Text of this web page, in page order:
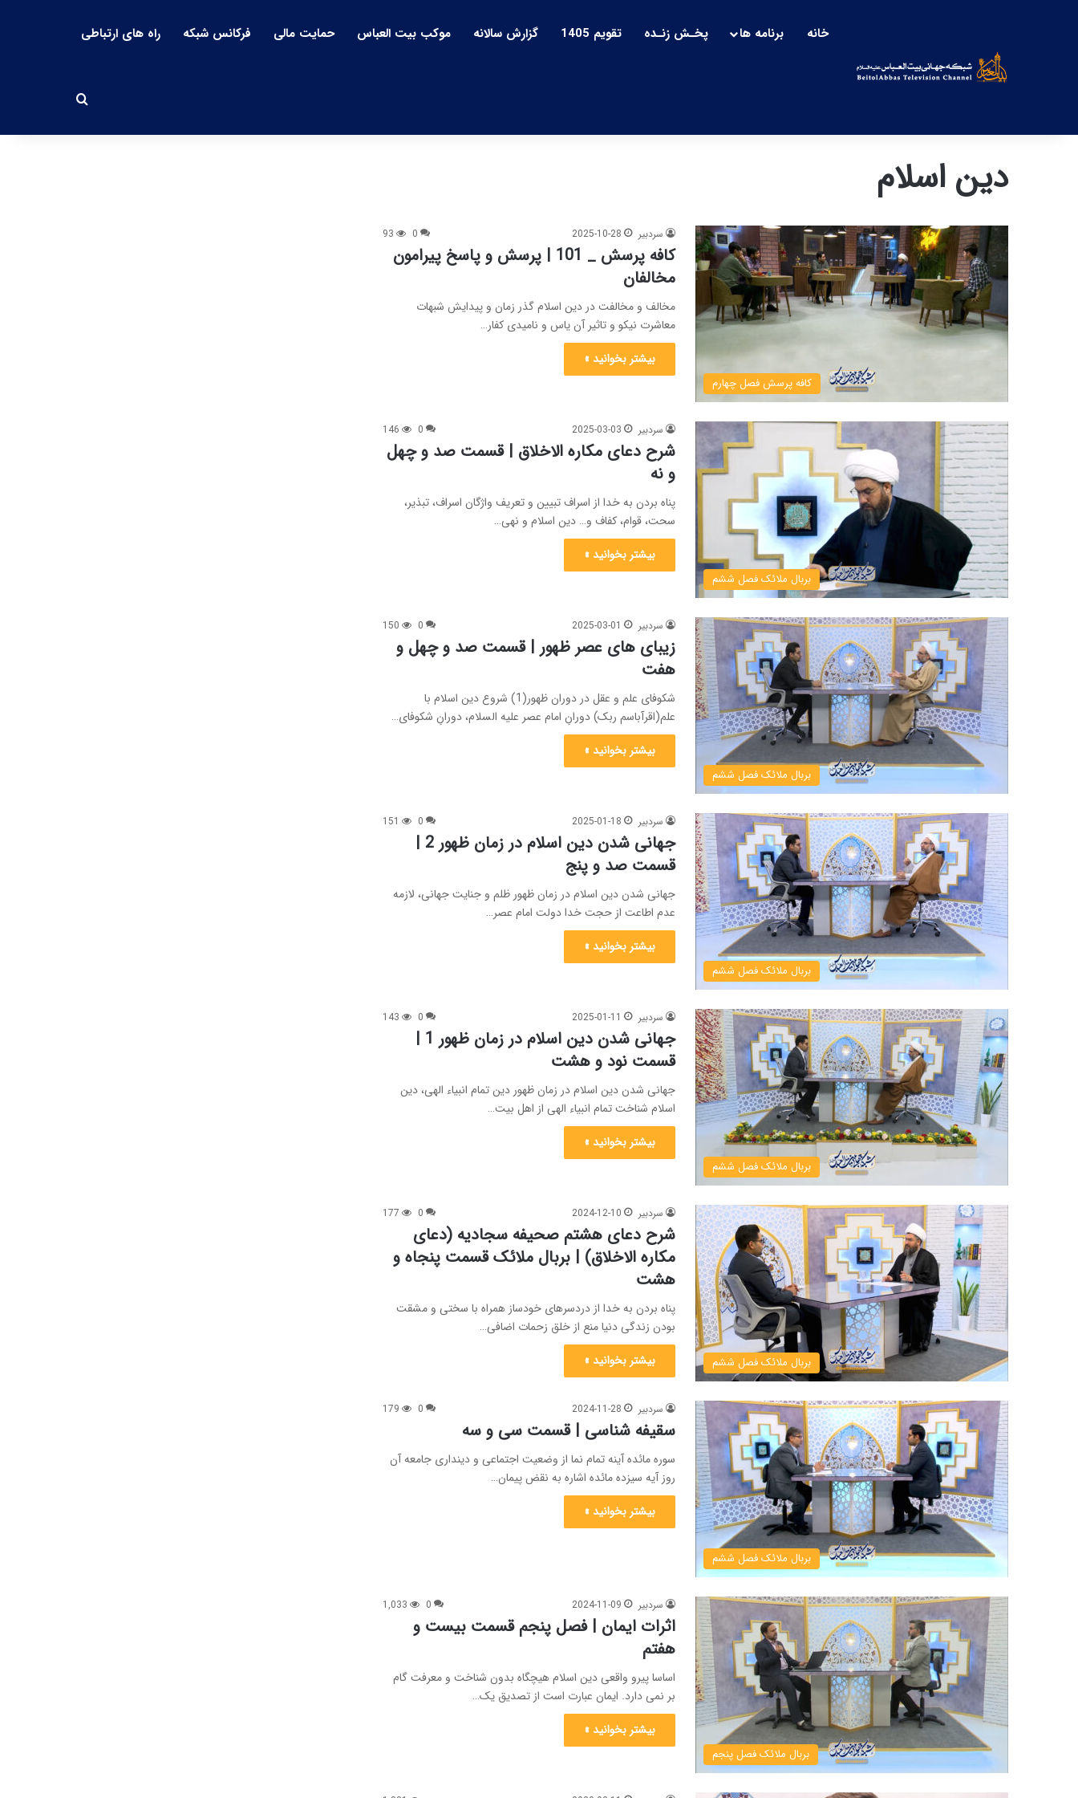
خانه برنامه ها پخـش زنـده تقویم 1405 گزارش سالانه موکب بیت العباس حمایت مالی فرکانس شبکه راه های ارتباطی
دین اسلام
کافه پرسش فصل چهارم
سردبیر 2025-10-28
0
93
کافه پرسش _ 101 | پرسش و پاسخ پیرامون
مخالفان
مخالف و مخالفت در دین اسلام گذر زمان و پیدایش شبهات
معاشرت نیکو و تاثیر آن یاس و نامیدی کفار…
بیشتر بخوانید »
بربال ملائک فصل ششم
سردبیر 2025-03-03
0
146
شرح دعای مکاره الاخلاق | قسمت صد و چهل
و نه
پناه بردن به خدا از اسراف تبیین و تعریف واژگان اسراف، تبذیر،
سحت، قوام، کفاف و… دین اسلام و نهی…
بیشتر بخوانید »
بربال ملائک فصل ششم
سردبیر 2025-03-01
0
150
زیبای های عصر ظهور | قسمت صد و چهل و
هفت
شکوفای علم و عقل در دوران ظهور(1) شروع دین اسلام با
علم(اقرآباسم ربک) دورانِ امام عصر علیه السلام، دورانِ شکوفای…
بیشتر بخوانید »
بربال ملائک فصل ششم
سردبیر 2025-01-18
0
151
جهانی شدن دین اسلام در زمان ظهور 2 |
قسمت صد و پنج
جهانی شدن دین اسلام در زمان ظهور ظلم و جنایت جهانی، لازمه
عدم اطاعت از حجت خدا دولت امام عصر…
بیشتر بخوانید »
بربال ملائک فصل ششم
سردبیر 2025-01-11
0
143
جهانی شدن دین اسلام در زمان ظهور 1 |
قسمت نود و هشت
جهانی شدن دین اسلام در زمان ظهور دین تمام انبیاء الهی، دین
اسلام شناخت تمام انبیاء الهی از اهل بیت…
بیشتر بخوانید »
بربال ملائک فصل ششم
سردبیر 2024-12-10
0
177
شرح دعای هشتم صحیفه سجادیه (دعای
مکاره الاخلاق) | بربال ملائک قسمت پنجاه و
هشت
پناه بردن به خدا از دردسرهای خودساز همراه با سختی و مشقت
بودن زندگی دنیا منع از خلق زحمات اضافی…
بیشتر بخوانید »
بربال ملائک فصل ششم
سردبیر 2024-11-28
0
179
سقیفه شناسی | قسمت سی و سه
سوره مائده آینه تمام نما از وضعیت اجتماعی و دینداری جامعه آن
روز آیه سیزده مائده اشاره به نقض پیمان…
بیشتر بخوانید »
بربال ملائک فصل پنجم
سردبیر 2024-11-09
0
1,033
اثرات ایمان | فصل پنجم قسمت بیست و
هفتم
اساسا پیرو واقعی دین اسلام هیچگاه بدون شناخت و معرفت گام
بر نمی دارد. ایمان عبارت است از تصدیق یک…
بیشتر بخوانید »